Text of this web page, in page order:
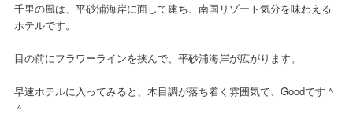
千里の風は、平砂浦海岸に面して建ち、南国リゾート気分を味わえる
ホテルです。
目の前にフラワーラインを挟んで、平砂浦海岸が広がります。
早速ホテルに入ってみると、木目調が落ち着く雰囲気で、Goodです＾
＾